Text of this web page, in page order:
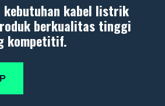
kebutuhan kabel listrik
berkualitas tinggi
kompetitif.